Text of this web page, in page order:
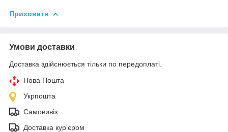
Приховати
Умови доставки
Доставка здійснюється тільки по передоплаті.
Нова Пошта
Укрпошта
Самовивіз
Доставка кур'єром